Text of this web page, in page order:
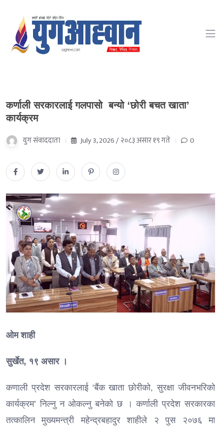
कर्णाली सरकारलाई गलपासो बन्यो ‘छोरी बचत खाता’
कार्यक्रम
युग संवाददाता July 3, 2026 / २०८३ असार १९ गते 0
ओम शाही
सुर्खेत, १९ असार ।
कणाली प्रदेश सरकारलाई ‘बैंक खाता छोरीको, सुरक्षा जीवनभरिको
कार्यक्रम’ निल्नु न ओकल्नु बनेको छ । कर्णाली प्रदेश सरकारका
तत्कालिन मुख्यमन्त्री महेन्द्रबहादुर शाहीले २ पुस २०७६ मा